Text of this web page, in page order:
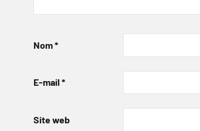
Nom*
E-mail *
Site web